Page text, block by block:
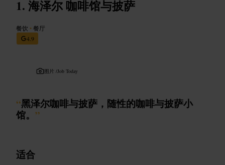
海泽尔 咖啡馆与披萨
餐饮 •餐厅
4.9
图片 /Job Today
“黑泽尔咖啡与披萨，随性的咖啡与披萨小
馆。 ”
适合